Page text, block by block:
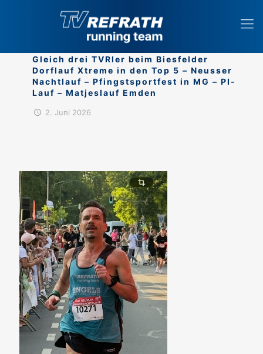
Gleich drei TVRler beim Biesfelder
Dorflauf Xtreme in den Top 5 – Neusser
Nachtlauf – Pfingstsportfest in MG – PI-
Lauf – Matjeslauf Emden
2. Juni 2026